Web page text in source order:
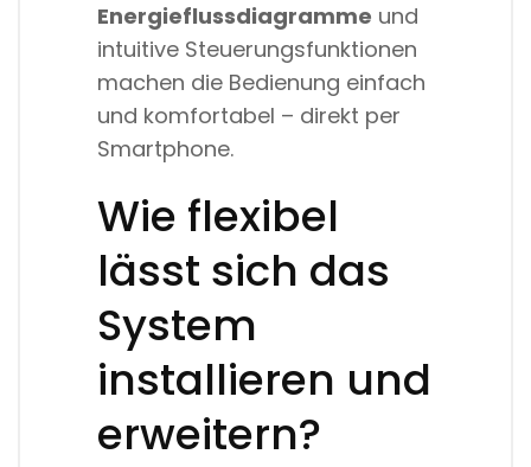
Energieflussdiagramme und
intuitive Steuerungsfunktionen
machen die Bedienung einfach
und komfortabel – direkt per
Smartphone.
Wie flexibel
lässt sich das
System
installieren und
erweitern?